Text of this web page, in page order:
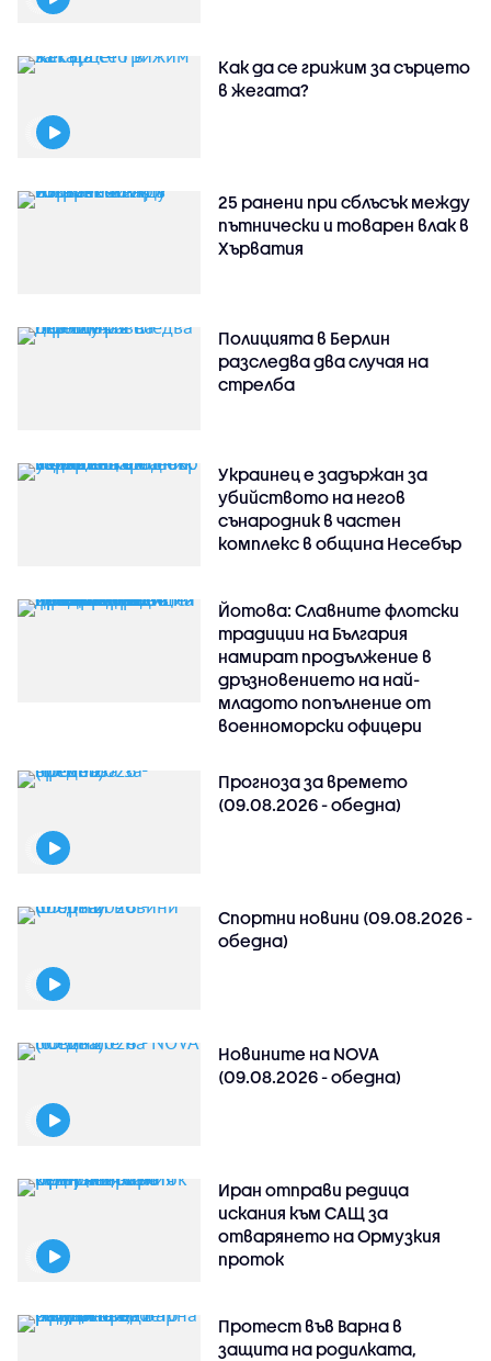
Как да се грижим за сърцето
в жегата?
25 ранени при сблъсък между
пътнически и товарен влак в
Хърватия
Полицията в Берлин
разследва два случая на
стрелба
Украинец е задържан за
убийството на негов
сънародник в частен
комплекс в община Несебър
Йотова: Славните флотски
традиции на България
намират продължение в
дръзновението на най-
младото попълнение от
военноморски офицери
Прогноза за времето
(09.08.2026 - обедна)
Спортни новини (09.08.2026 -
обедна)
Новините на NOVA
(09.08.2026 - обедна)
Иран отправи редица
искания към САЩ за
отварянето на Ормузкия
проток
Протест във Варна в
защита на родилката,